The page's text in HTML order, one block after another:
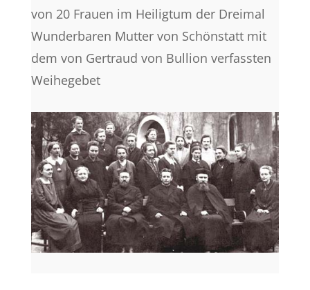
von 20 Frauen im Heiligtum der Dreimal
Wunderbaren Mutter von Schönstatt mit
dem von Gertraud von Bullion verfassten
Weihegebet